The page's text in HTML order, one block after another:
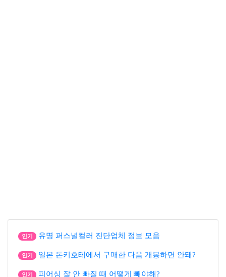
인기 유명 퍼스널컬러 진단업체 정보 모음
인기 일본 돈키호테에서 구매한 다음 개봉하면 안돼?
인기 피어싱 잘 안 빠질 때 어떻게 빼야해?